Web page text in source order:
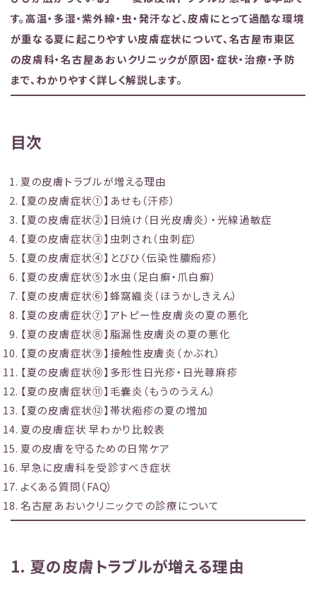
す。高温・多湿・紫外線・虫・発汗など、皮膚にとって過酷な環境
が重なる夏に起こりやすい皮膚症状について、名古屋市東区
の皮膚科・名古屋あおいクリニックが原因・症状・治療・予防
まで、わかりやすく詳しく解説します。
目次
夏の皮膚トラブルが増える理由
【夏の皮膚症状①】あせも（汗疹）
【夏の皮膚症状②】日焼け（日光皮膚炎）・光線過敏症
【夏の皮膚症状③】虫刺され（虫刺症）
【夏の皮膚症状④】とびひ（伝染性膿痂疹）
【夏の皮膚症状⑤】水虫（足白癬・爪白癬）
【夏の皮膚症状⑥】蜂窩織炎（ほうかしきえん）
【夏の皮膚症状⑦】アトピー性皮膚炎の夏の悪化
【夏の皮膚症状⑧】脂漏性皮膚炎の夏の悪化
【夏の皮膚症状⑨】接触性皮膚炎（かぶれ）
【夏の皮膚症状⑩】多形性日光疹・日光蕁麻疹
【夏の皮膚症状⑪】毛嚢炎（もうのうえん）
【夏の皮膚症状⑫】帯状疱疹の夏の増加
夏の皮膚症状 早わかり比較表
夏の皮膚を守るための日常ケア
早急に皮膚科を受診すべき症状
よくある質問（FAQ）
名古屋あおいクリニックでの診療について
1. 夏の皮膚トラブルが増える理由